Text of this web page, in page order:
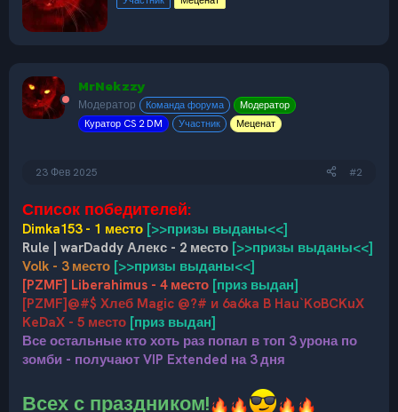
MrNekzzy
Модератор Команда форума
Модератор
Куратор CS 2 DM
Участник Меценат
23 Фев 2025 #2
Список победителей:
Dimka153 - 1 место [>>призы выданы<<]
Rule | warDaddy Алекс - 2 место [>>призы выданы<<]
Volk - 3 место [>>призы выданы<<]
[PZMF] Liberahimus - 4 место [приз выдан]
[PZMF]@#$ Хлеб Magic @?# и 6a6ka B Hau`KoBCKuX
KeDaX - 5 место [приз выдан]
Все остальные кто хоть раз попал в топ 3 урона по
зомби - получают VIP Extended на 3 дня
Всех с праздником!